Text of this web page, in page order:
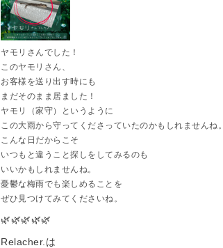
ヤモリさんでした！
このヤモリさん、
お客様を送り出す時にも
まだそのまま居ました！
ヤモリ（家守）というように
この大雨から守ってくださっていたのかもしれませんね。
こんな日だからこそ
いつもと違うこと探しをしてみるのも
いいかもしれませんね。
憂鬱な梅雨でも楽しめることを
ぜひ見つけてみてくださいね。
🌿🌿🌿🌿🌿
Relacher.は